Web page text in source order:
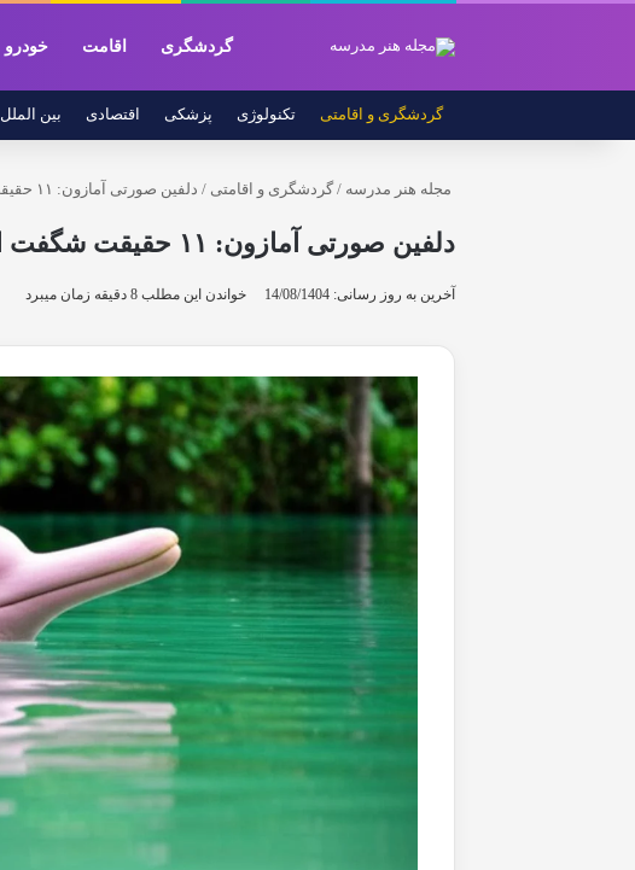
گردشگری اقامت خودرو
گردشگری و اقامتی تکنولوژی پزشکی اقتصادی بین الملل
مجله هنر مدرسه / گردشگری و اقامتی / دلفین صورتی آمازون: ۱۱ حقیقت شگفت انگیز
دلفین صورتی آمازون: ۱۱ حقیقت شگفت انگیز
آخرین به روز رسانی: 14/08/1404 خواندن این مطلب 8 دقیقه زمان میبرد